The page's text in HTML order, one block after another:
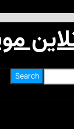
Search